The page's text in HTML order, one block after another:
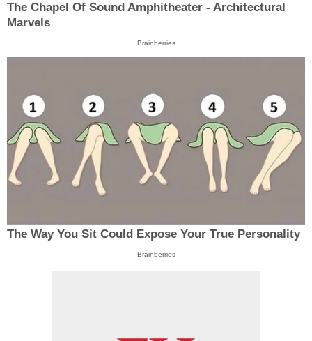
The Chapel Of Sound Amphitheater - Architectural
Marvels
Brainberries
The Way You Sit Could Expose Your True Personality
Brainberries